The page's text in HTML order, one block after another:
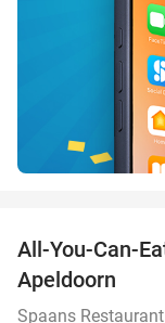
All-You-Can-
Apeldoorn
Spaans